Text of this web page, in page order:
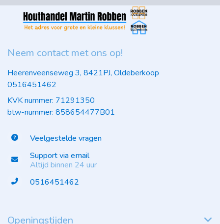
Neem contact met ons op!
Heerenveenseweg 3, 8421PJ, Oldeberkoop
0516451462
KVK nummer: 71291350
btw-nummer: 858654477B01
Veelgestelde vragen
Support via email
Altijd binnen 24 uur
0516451462
Openingstijden